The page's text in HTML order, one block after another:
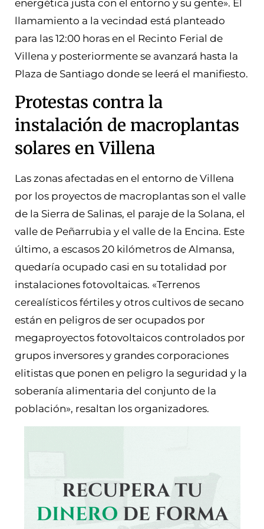
energética justa con el entorno y su gente». El
llamamiento a la vecindad está planteado
para las 12:00 horas en el Recinto Ferial de
Villena y posteriormente se avanzará hasta la
Plaza de Santiago donde se leerá el manifiesto.
Protestas contra la
instalación de macroplantas
solares en Villena
Las zonas afectadas en el entorno de Villena
por los proyectos de macroplantas son el valle
de la Sierra de Salinas, el paraje de la Solana, el
valle de Peñarrubia y el valle de la Encina. Este
último, a escasos 20 kilómetros de Almansa,
quedaría ocupado casi en su totalidad por
instalaciones fotovoltaicas. «Terrenos
cerealísticos fértiles y otros cultivos de secano
están en peligros de ser ocupados por
megaproyectos fotovoltaicos controlados por
grupos inversores y grandes corporaciones
elitistas que ponen en peligro la seguridad y la
soberanía alimentaria del conjunto de la
población», resaltan los organizadores.